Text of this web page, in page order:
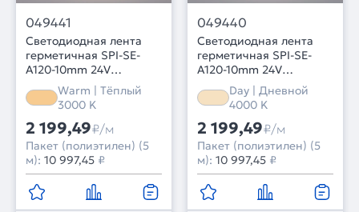
049441
Светодиодная лента
герметичная SPI-SE-
A120-10mm 24V
Warm3000-PX6-BPT (11
W/m, IP65, 2835, 5m)
(Arlight, бегущий огонь)
Warm | Тёплый
3000 K
2 199,49₽/м
Пакет (полиэтилен) (5
м): 10 997,45 ₽
049440
Светодиодная лента
герметичная SPI-SE-
A120-10mm 24V
Day4000-PX6-BPT (11
W/m, IP65, 2835, 5m)
(Arlight, бегущий огонь)
Day | Дневной
4000 K
2 199,49₽/м
Пакет (полиэтилен) (5
м): 10 997,45 ₽